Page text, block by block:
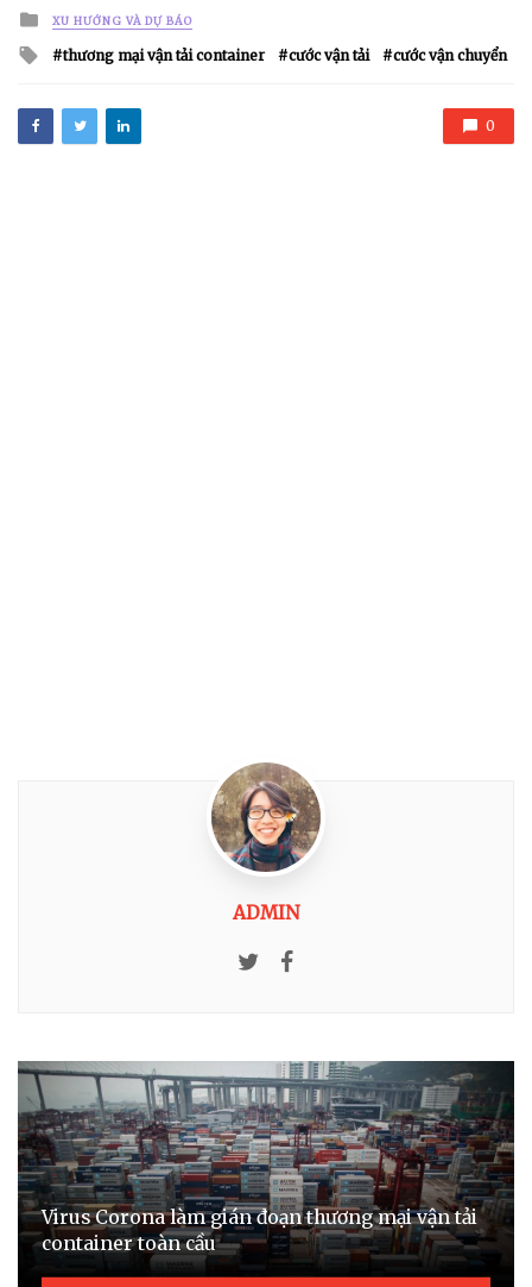
Posted
in
XU HƯỚNG VÀ DỰ BÁO
Tagged
thương mại vận tải container cước vận tải cước vận chuyển
0
ADMIN
Twitter
Virus Corona làm gián đoạn thương mại vận tải
container toàn cầu